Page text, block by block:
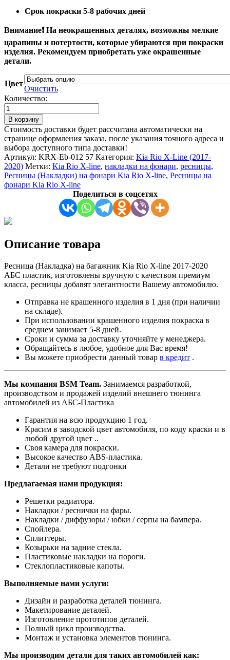
Срок покраски 5-8 рабочих дней
Внимание❗ На​ неокрашенных деталях, возможны мелкие
царапины и потертости, которые убираются при покраски
изделия. Рекомендуем приобретать уже окрашенные
детали.
Цвет
Очистить
Количество:
Количество
товара
Ресница
(Накладка)
на
багажник
Kia
Rio
X-
line
АБС
пластик
В корзину
Стоимость доставки будет рассчитана автоматически на
странице оформления заказа, после указания точного адреса и
выбора доступного типа доставки!
Артикул: KRX-Eb-012 57 Категория: Kia Rio X-Line (2017-
2020) Метки: Kia Rio X-line, накладки на фонари, ресницы,
Ресницы (Накладки) на фонари Kia Rio X-line, Ресницы на
фонари Kia Rio X-line
Поделиться в соцсетях
Описание товара
Ресница (Накладка) на багажник Kia Rio X-line 2017-2020
АБС пластик, изготовлены вручную с качеством премиум
класса, ресницы добавят элегантности Вашему автомобилю.
Отправка не крашенного изделия в 1 дня (при наличии
на складе).
При использовании крашенного изделия покраска в
среднем занимает 5-8 дней.
Сроки и сумма за доставку уточняйте у менеджера.
Обращайтесь в любое, удобное для Вас время!
Вы можете приобрести данный товар в кредит .
Мы компания BSM Team. Занимаемся разработкой,
производством и продажей изделий внешнего тюнинга
автомобилей из АБС-Пластика
Гарантия на всю продукцию 1 год.
Красим в заводской цвет автомобиля, по коду краски и в
любой другой цвет ..
Своя камера для покраски.
Высокое качество ABS-пластика.
Детали не требуют подгонки
Предлагаемая нами продукция:
Решетки радиатора.
Накладки / реснички на фары.
Накладки / диффузоры / юбки / серпы на бампера.
Спойлера.
Сплиттеры.
Козырьки на задние стекла.
Пластиковые накладки на пороги.
Стеклопластиковые капоты.
Выполняемые нами услуги:
Дизайн и разработка деталей тюнинга.
Макетирование деталей.
Изготовление прототипов деталей.
Полный цикл производства.
Монтаж и установка элементов тюнинга.
Мы производим детали для таких автомобилей как: